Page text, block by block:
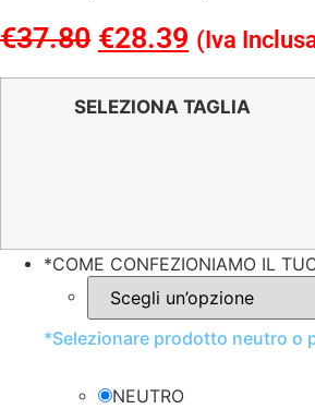
€37.80 Il
prezzo
originale
€28.39 Il
prezzo
attuale
(Iva
SELEZIONA TAGLIA
*COME CONFEZIONIAMO IL
*Selezionare prodotto neutro o
NEUTRO